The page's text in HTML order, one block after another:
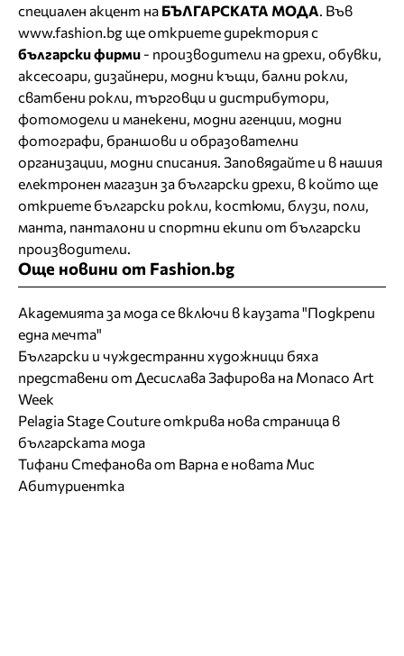
специален акцент на БЪЛГАРСКАТА МОДА . Във
www.fashion.bg ще откриетедиректорияс
български фирми - производители на дрехи, обувки,
аксесоари, дизайнери, модни къщи, бални рокли
сватбени рокли , търговци и дистрибутори,
фотомодели и манекени, модни агенции, модни
фотографи, браншови и образователни
организации, модни списания. Заповядайте и в нашия
електронен магазин за български дрехи , в който ще
откриете български рокли , костюми, блузи, поли,
манта, панталони и спортни екипи от български
производители.
Още новини от Fashion.bg
Академията за мода се включи в каузата "Подкрепи
една мечта"
Български и чуждестранни художници бяха
представени от Десислава Зафирова на Monaco Art
Week
Pelagia Stage Couture открива нова страница в
българската мода
Тифани Стефанова от Варна е новата Мис
Абитуриентка